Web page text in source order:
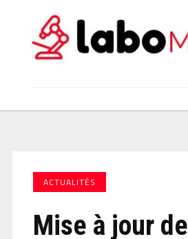
ACTUALITÉS
Mise à jour de